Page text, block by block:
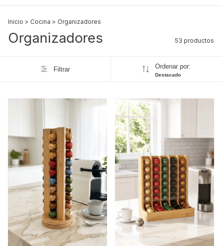
Inicio > Cocina > Organizadores
Organizadores 53 productos
Filtrar Ordenar por:
Destacado